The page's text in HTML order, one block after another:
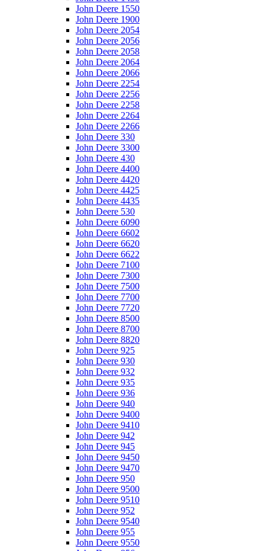
John Deere 1550
John Deere 1900
John Deere 2054
John Deere 2056
John Deere 2058
John Deere 2064
John Deere 2066
John Deere 2254
John Deere 2256
John Deere 2258
John Deere 2264
John Deere 2266
John Deere 330
John Deere 3300
John Deere 430
John Deere 4400
John Deere 4420
John Deere 4425
John Deere 4435
John Deere 530
John Deere 6090
John Deere 6602
John Deere 6620
John Deere 6622
John Deere 7100
John Deere 7300
John Deere 7500
John Deere 7700
John Deere 7720
John Deere 8500
John Deere 8700
John Deere 8820
John Deere 925
John Deere 930
John Deere 932
John Deere 935
John Deere 936
John Deere 940
John Deere 9400
John Deere 9410
John Deere 942
John Deere 945
John Deere 9450
John Deere 9470
John Deere 950
John Deere 9500
John Deere 9510
John Deere 952
John Deere 9540
John Deere 955
John Deere 9550